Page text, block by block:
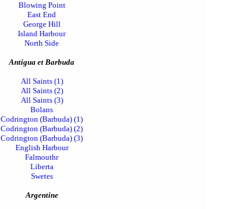
Blowing Point
East End
George Hill
Island Harbour
North Side
Antigua et Barbuda
All Saints (1)
All Saints (2)
All Saints (3)
Bolans
Codrington (Barbuda) (1)
Codrington (Barbuda) (2)
Codrington (Barbuda) (3)
English Harbour
Falmouthr
Liberta
Swetes
Argentine